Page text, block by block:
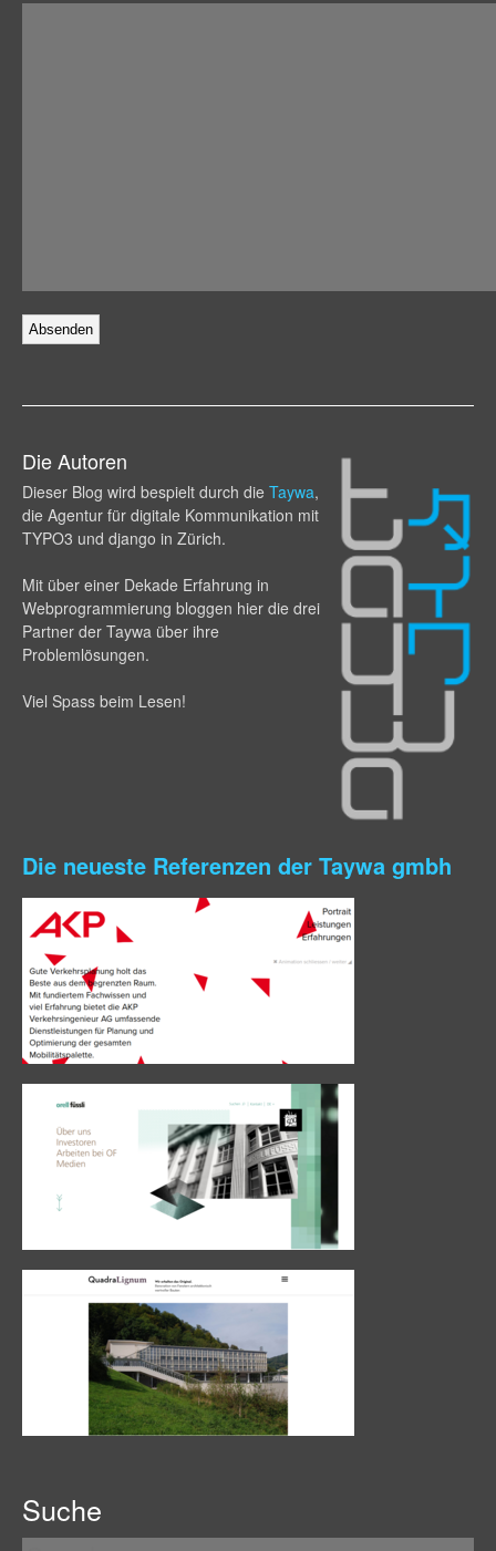
Die Autoren
Dieser Blog wird bespielt durch die Taywa,
die Agentur für digitale Kommunikation mit
TYPO3 und django in Zürich.
Mit über einer Dekade Erfahrung in
Webprogram­mierung bloggen hier die drei
Partner der Taywa über ihre
Problemlösungen.
Viel Spass beim Lesen!
Suche